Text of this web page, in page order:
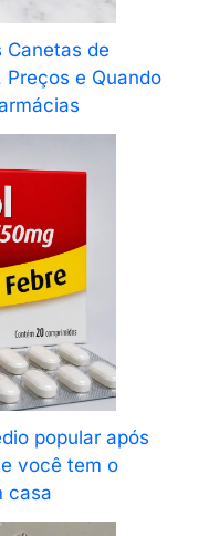
Canetas de
Preços e Quando
popular após
você tem o
casa